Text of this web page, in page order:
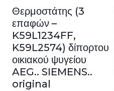
Θερμοστάτης (3
επαφών –
K59L1234FF,
K59L2574) δίπορτου
οικιακού ψυγείου
AEG.. SIEMENS..
original